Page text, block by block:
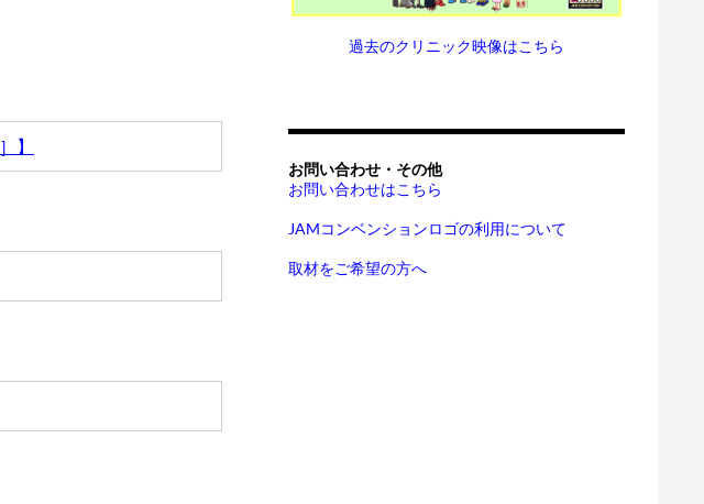
アイドルとして各
い出を写真と共に
ですね。
とらえた「北の蒸
い。
】
した蒸気機関車にスポ
木 茂 氏、武田 安敏
“国鉄時代”】
える】
代４】
過去のクリニック映像はこちら
お問い合わせ・その他
お問い合わせはこちら
JAMコンベンションロゴの利用について
取材をご希望の方へ